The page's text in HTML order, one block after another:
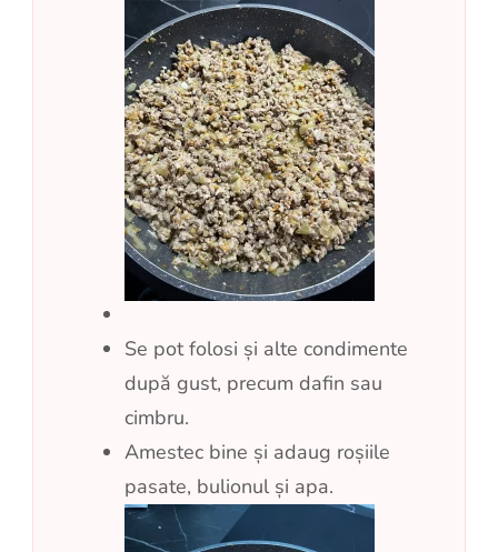
Se pot folosi și alte condimente
după gust, precum dafin sau
cimbru.
Amestec bine și adaug roșiile
pasate, bulionul și apa.